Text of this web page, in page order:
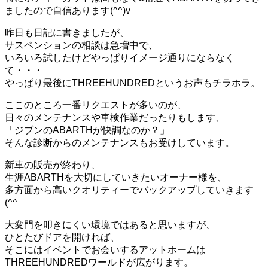
ましたので自信あります(^^)v
昨日も日記に書きましたが、
サスペンションの相談は急増中で、
いろいろ試したけどやっぱりイメージ通りにならなく
て・・・
やっぱり最後にTHREEHUNDREDというお声もチラホラ。
ここのところ一番リクエストが多いのが、
日々のメンテナンスや車検作業だったりもします、
「ジブンのABARTHが快調なのか？」
そんな診断からのメンテナンスもお受けしています。
新車の販売が終わり、
生涯ABARTHを大切にしていきたいオーナー様を、
多方面から高いクオリティーでバックアップしていきます
(^^ゞ
大変門を叩きにくい環境ではあると思いますが、
ひとたびドアを開ければ、
そこにはイベントでお会いするアットホームは
THREEHUNDREDワールドが広がります。